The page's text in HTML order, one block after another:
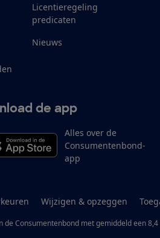
Licentieregeling
predicaten
Nieuws
de app
Alles over de
Consumentenbond-
app
Wijzigen & opzeggen
de Consumentenbondmet gemiddeld een 8,4